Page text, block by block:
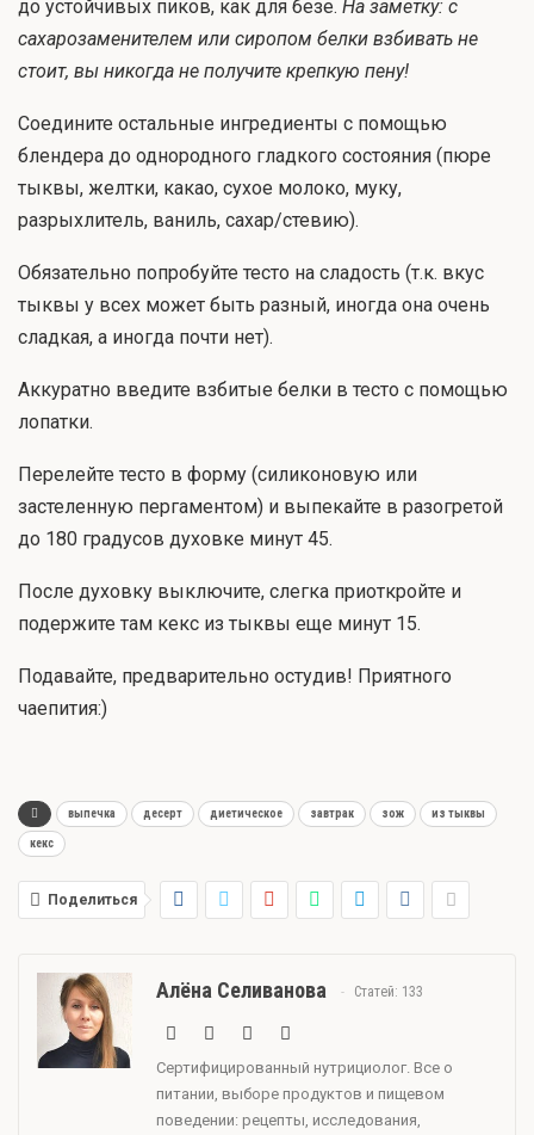
до устойчивых пиков, как для безе. На заметку: с
сахарозаменителем или сиропом белки взбивать не
стоит, вы никогда не получите крепкую пену!
Соедините остальные ингредиенты с помощью
блендера до однородного гладкого состояния (пюре
тыквы, желтки, какао, сухое молоко, муку,
разрыхлитель, ваниль, сахар/стевию).
Обязательно попробуйте тесто на сладость (т.к. вкус
тыквы у всех может быть разный, иногда она очень
сладкая, а иногда почти нет).
Аккуратно введите взбитые белки в тесто с помощью
лопатки.
Перелейте тесто в форму (силиконовую или
застеленную пергаментом) и выпекайте в разогретой
до 180 градусов духовке минут 45.
После духовку выключите, слегка приоткройте и
подержите там кекс из тыквы еще минут 15.
Подавайте, предварительно остудив! Приятного
чаепития:)
выпечка десерт диетическое завтрак зож из тыквы
кекс
Поделиться
Алёна Селиванова Статей: 133
Сертифицированный нутрициолог. Все о
питании, выборе продуктов и пищевом
поведении: рецепты, исследования,